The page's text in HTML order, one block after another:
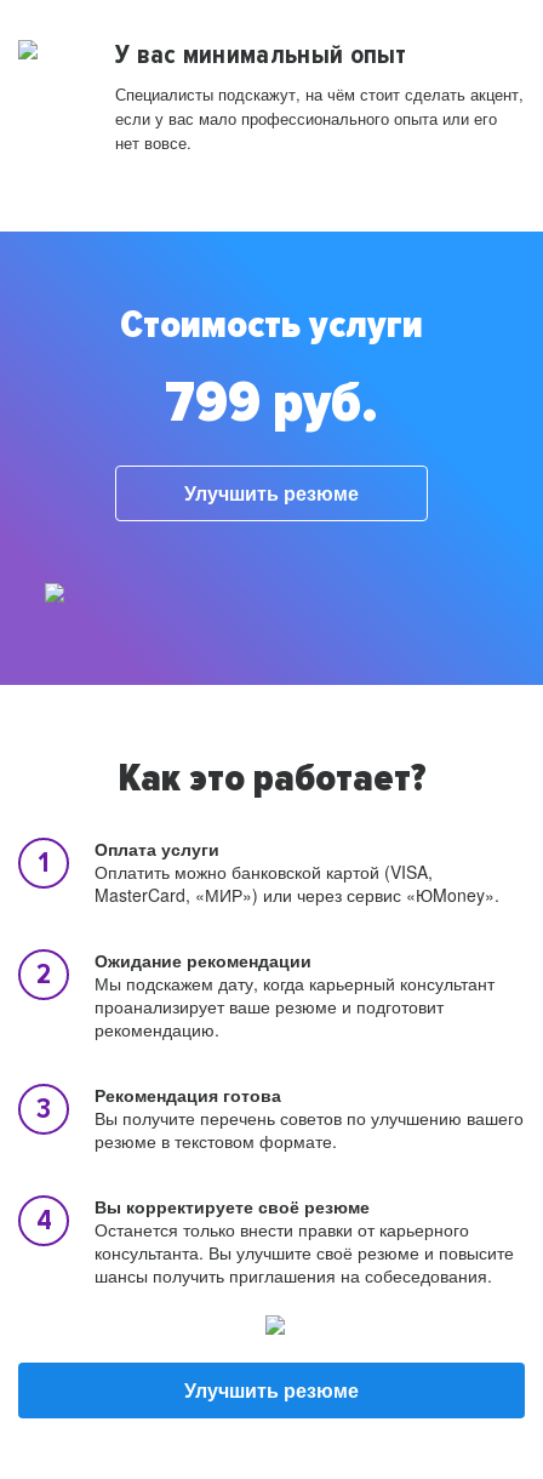
У вас минимальный опыт
Специалисты подскажут, на чём стоит сделать акцент,
если у вас мало профессионального опыта или его
нет вовсе.
Стоимость услуги
799 руб.
Улучшить резюме
Как это работает?
Оплата услуги
Оплатить можно банковской картой (VISA,
MasterCard, «МИР») или через сервис «ЮMoney».
Ожидание рекомендации
Мы подскажем дату, когда карьерный консультант
проанализирует ваше резюме и подготовит
рекомендацию.
Рекомендация готова
Вы получите перечень советов по улучшению вашего
резюме в текстовом формате.
Вы корректируете своё резюме
Останется только внести правки от карьерного
консультанта. Вы улучшите своё резюме и повысите
шансы получить приглашения на собеседования.
Улучшить резюме